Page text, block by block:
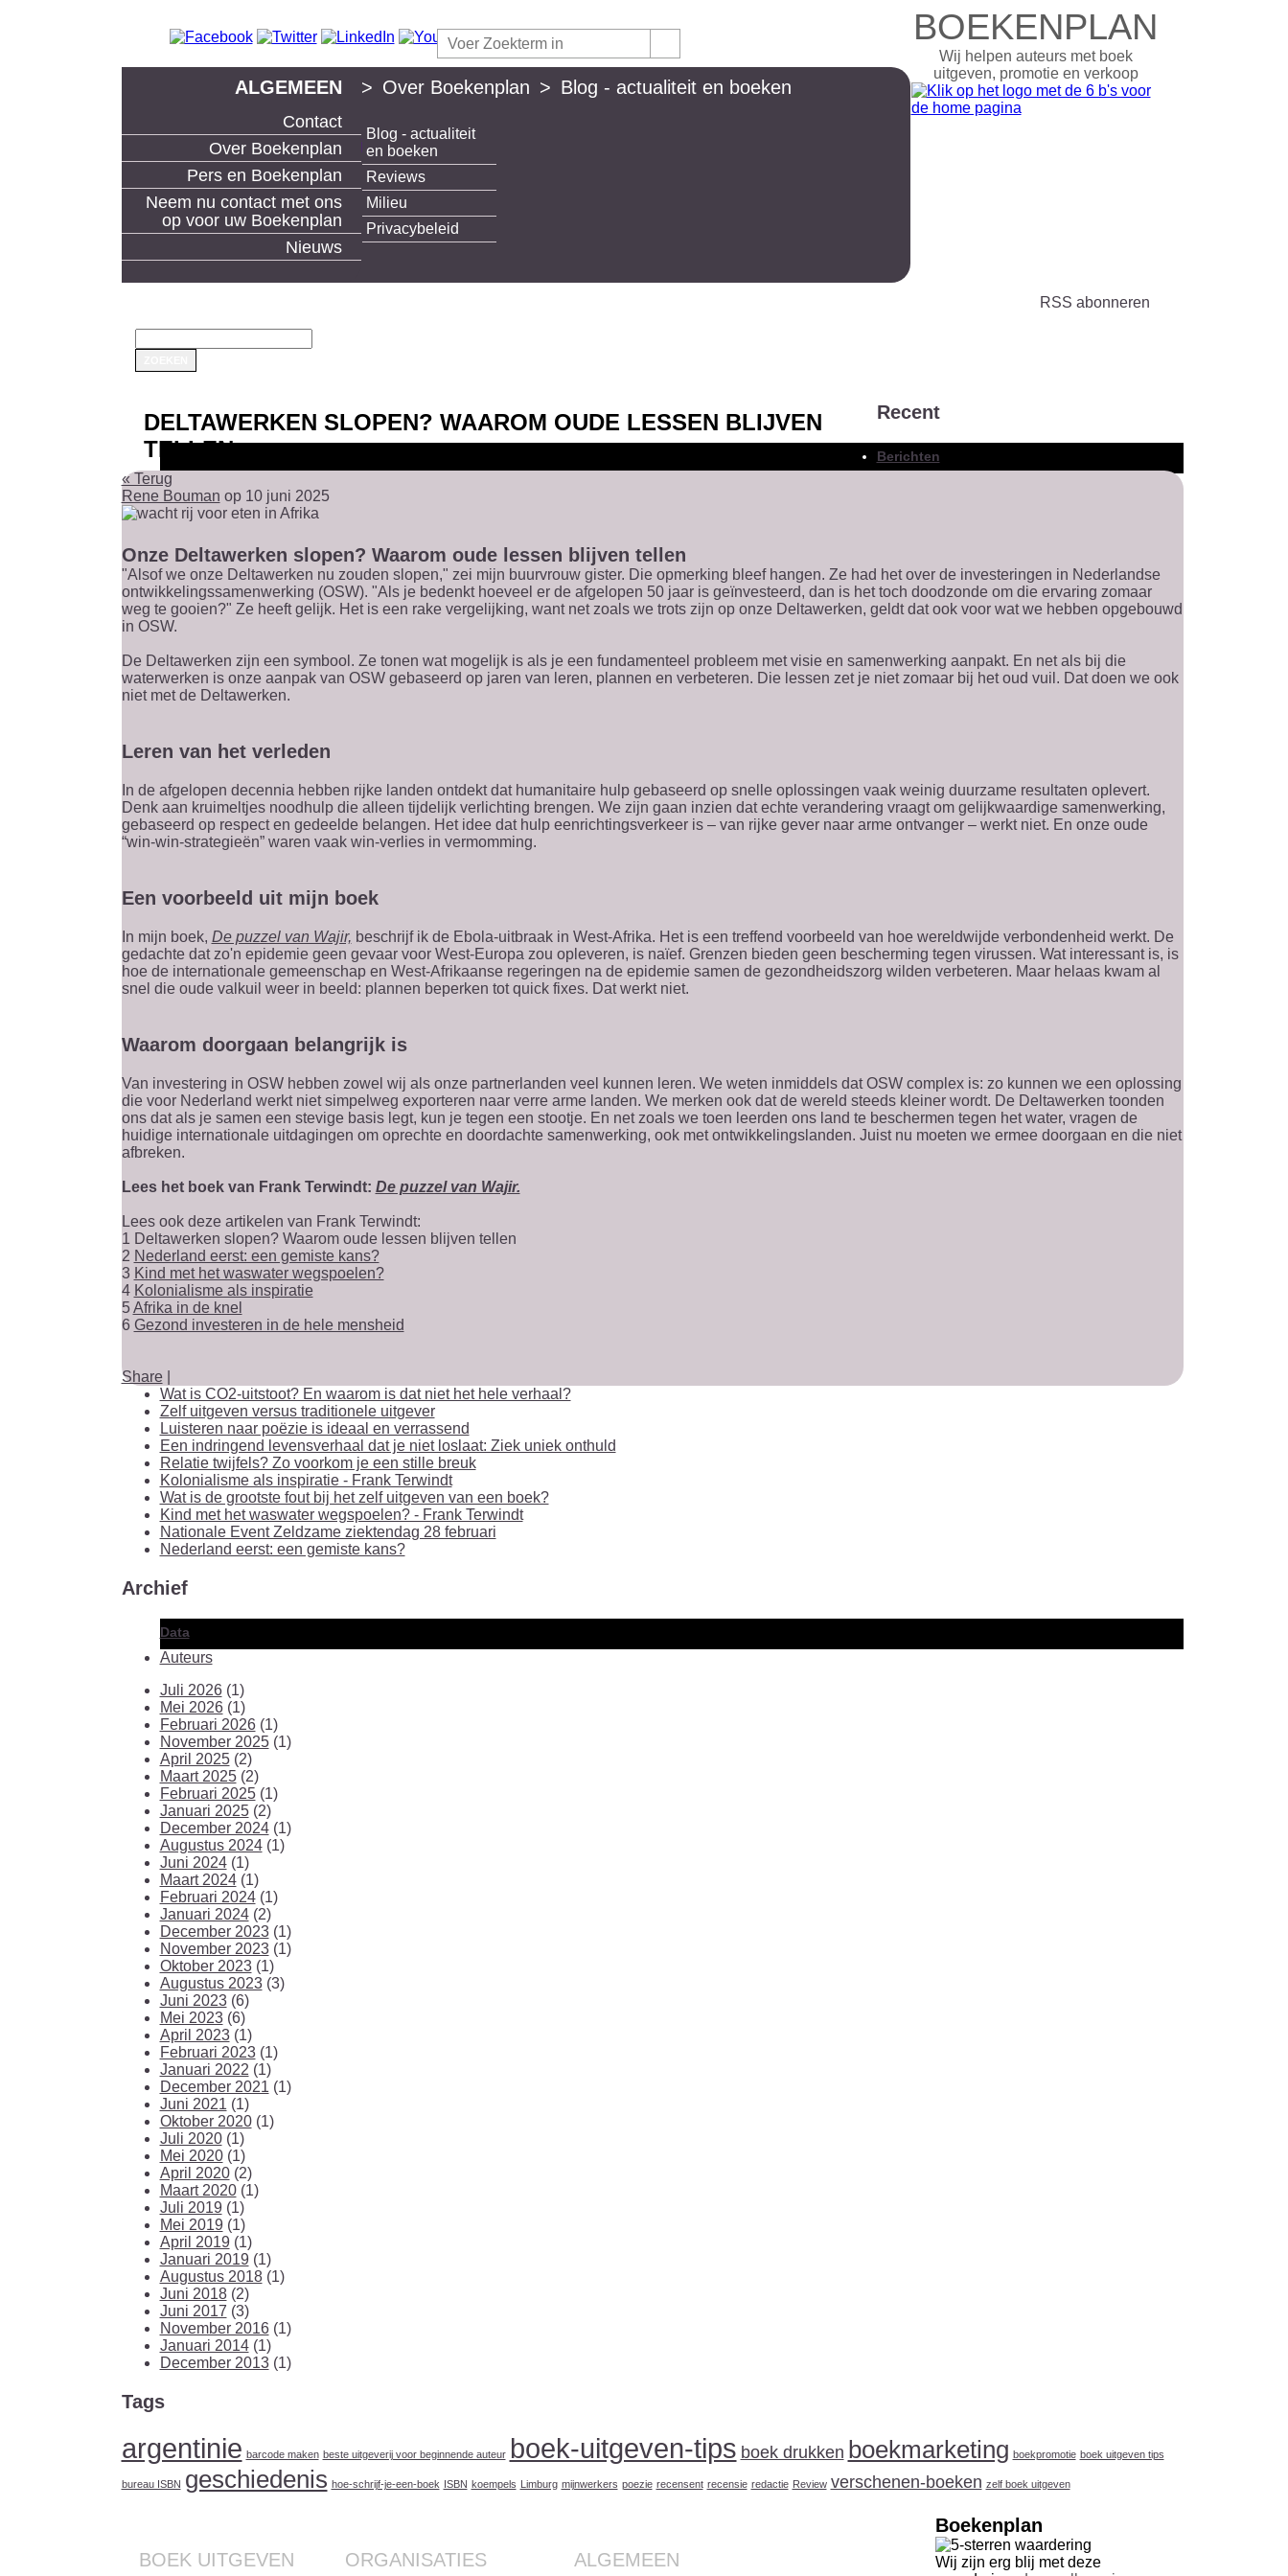
ALGEMEEN
Contact
Over Boekenplan
Blog - actualiteit
en boeken
Reviews
Milieu
Privacybeleid
Pers en Boekenplan
Neem nu contact met ons
op voor uw Boekenplan
Nieuws
BOEKENPLAN
Wij helpen auteurs met boek
uitgeven, promotie en verkoop
> Over Boekenplan > Blog - actualiteit en boeken
boek uitgeven en boeken maken bij Boekenplan
RSS abonneren
DELTAWERKEN SLOPEN? WAAROM OUDE LESSEN BLIJVEN
TELLEN
« Terug
Rene Bouman op 10 juni 2025
Onze Deltawerken slopen? Waarom oude lessen blijven tellen
"Alsof we onze Deltawerken nu zouden slopen," zei mijn buurvrouw gister. Die opmerking bleef hangen. Ze had het over de investeringen in Nederlandse
ontwikkelingssamenwerking (OSW). "Als je bedenkt hoeveel er de afgelopen 50 jaar is geïnvesteerd, dan is het toch doodzonde om die ervaring zomaar
weg te gooien?" Ze heeft gelijk. Het is een rake vergelijking, want net zoals we trots zijn op onze Deltawerken, geldt dat ook voor wat we hebben opgebouwd
in OSW.
De Deltawerken zijn een symbool. Ze tonen wat mogelijk is als je een fundamenteel probleem met visie en samenwerking aanpakt. En net als bij die
waterwerken is onze aanpak van OSW gebaseerd op jaren van leren, plannen en verbeteren. Die lessen zet je niet zomaar bij het oud vuil. Dat doen we ook
niet met de Deltawerken.
Leren van het verleden
In de afgelopen decennia hebben rijke landen ontdekt dat humanitaire hulp gebaseerd op snelle oplossingen vaak weinig duurzame resultaten oplevert.
Denk aan kruimeltjes noodhulp die alleen tijdelijk verlichting brengen. We zijn gaan inzien dat echte verandering vraagt om gelijkwaardige samenwerking,
gebaseerd op respect en gedeelde belangen. Het idee dat hulp eenrichtingsverkeer is – van rijke gever naar arme ontvanger – werkt niet. En onze oude
“win-win-strategieën” waren vaak win-verlies in vermomming.
Een voorbeeld uit mijn boek
In mijn boek, De puzzel van Wajir, beschrijf ik de Ebola-uitbraak in West-Afrika. Het is een treffend voorbeeld van hoe wereldwijde verbondenheid werkt. De
gedachte dat zo'n epidemie geen gevaar voor West-Europa zou opleveren, is naïef. Grenzen bieden geen bescherming tegen virussen. Wat interessant is, is
hoe de internationale gemeenschap en West-Afrikaanse regeringen na de epidemie samen de gezondheidszorg wilden verbeteren. Maar helaas kwam al
snel die oude valkuil weer in beeld: plannen beperken tot quick fixes. Dat werkt niet.
Waarom doorgaan belangrijk is
Van investering in OSW hebben zowel wij als onze partnerlanden veel kunnen leren. We weten inmiddels dat OSW complex is: zo kunnen we een oplossing
die voor Nederland werkt niet simpelweg exporteren naar verre arme landen. We merken ook dat de wereld steeds kleiner wordt. De Deltawerken toonden
ons dat als je samen een stevige basis legt, kun je tegen een stootje. En net zoals we toen leerden ons land te beschermen tegen het water, vragen de
huidige internationale uitdagingen om oprechte en doordachte samenwerking, ook met ontwikkelingslanden. Juist nu moeten we ermee doorgaan en die niet
afbreken.
Lees het boek van Frank Terwindt: De puzzel van Wajir.
Lees ook deze artikelen van Frank Terwindt:
1 Deltawerken slopen? Waarom oude lessen blijven tellen
2 Nederland eerst: een gemiste kans?
3 Kind met het waswater wegspoelen?
4 Kolonialisme als inspiratie
5Afrika in de knel
6 Gezond investeren in de hele mensheid
Share
Recent
Berichten
Wat is CO2-uitstoot? En waarom is dat niet het hele verhaal?
Zelf uitgeven versus traditionele uitgever
Luisteren naar poëzie is ideaal en verrassend
Een indringend levensverhaal dat je niet loslaat: Ziek uniek onthuld
Relatie twijfels? Zo voorkom je een stille breuk
Kolonialisme als inspiratie - Frank Terwindt
Wat is de grootste fout bij het zelf uitgeven van een boek?
Kind met het waswater wegspoelen? - Frank Terwindt
Nationale Event Zeldzame ziektendag 28 februari
Nederland eerst: een gemiste kans?
Archief
Data
Auteurs
Juli 2026(1)
Mei 2026(1)
Februari 2026(1)
November 2025(1)
April 2025(2)
Maart 2025(2)
Februari 2025(1)
Januari 2025(2)
December 2024(1)
Augustus 2024(1)
Juni 2024(1)
Maart 2024(1)
Februari 2024(1)
Januari 2024(2)
December 2023(1)
November 2023(1)
Oktober 2023(1)
Augustus 2023(3)
Juni 2023(6)
Mei 2023(6)
April 2023(1)
Februari 2023(1)
Januari 2022 (1)
December 2021 (1)
Juni 2021 (1)
Oktober 2020(1)
Juli 2020(1)
Mei 2020(1)
April 2020(2)
Maart 2020(1)
Juli 2019(1)
Mei 2019(1)
April 2019(1)
Januari 2019(1)
Augustus 2018(1)
Juni 2018(2)
Juni 2017 (3)
November 2016(1)
Januari 2014(1)
December 2013(1)
Tags
argentinie barcode maken beste uitgeverij voor beginnende auteur boek-uitgeven-tips boek drukken boekmarketing boekpromotie boek uitgeven tips
bureau ISBN geschiedenis hoe-schrijf-je-een-boek ISBN koempels Limburg mijnwerkers poezie recensent recensie redactie Review verschenen-boeken zelf boek uitgeven
BOEK UITGEVEN ORGANISATIES ALGEMEEN
Boekenplan
Wij zijn erg blij met deze